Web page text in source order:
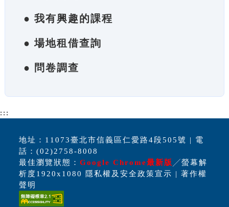
● 我有興趣的課程
● 場地租借查詢
● 問卷調查
:::
地址：11073臺北市信義區仁愛路4段505號 | 電
話：(02)2758-8008
最佳瀏覽狀態：Google Chrome最新版 ╱螢幕解
析度1920x1080 隱私權及安全政策宣示 | 著作權
聲明